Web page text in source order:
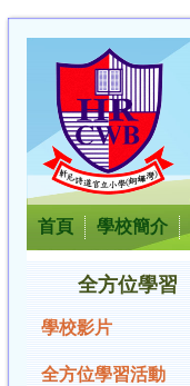
首頁 學校簡介
全方位學習
學校影片
全方位學習活動